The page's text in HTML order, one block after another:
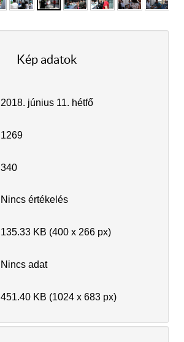
Kép adatok
2018. június 11. hétfő
1269
340
Nincs értékelés
135.33 KB (400 x 266 px)
Nincs adat
451.40 KB (1024 x 683 px)